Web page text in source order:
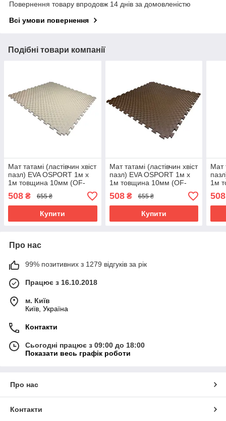
Повернення товару впродовж 14 днів за домовленістю
Всі умови повернення
Подібні товари компанії
Мат татамі (ластівчин хвіст
пазл) EVA OSPORT 1м х
1м товщина 10мм (OF-
0230) Бежевий
508 ₴ 655 ₴
Купити
Мат татамі (ластівчин хвіст
пазл) EVA OSPORT 1м х
1м товщина 10мм (OF-
0230) Коричневий
508₴ 655 ₴
Купити
Мат
1м
508
Про нас
99% позитивних з 1279 відгуків за рік
Працює з 16.10.2018
м. Київ
Київ, Україна
Контакти
Сьогодні працює з 09:00 до 18:00
Показати весь графік роботи
Про нас
Контакти